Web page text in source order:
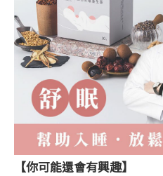
【你可能還會有興趣】